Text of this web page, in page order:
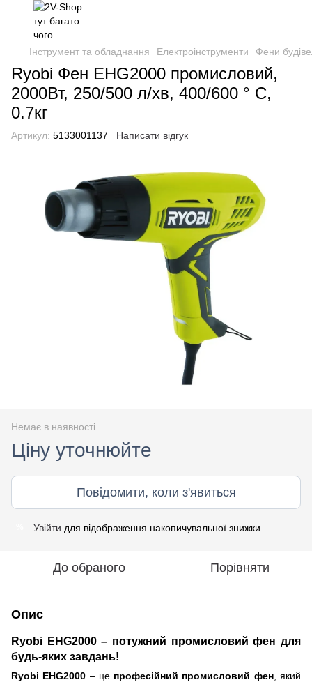
Інструмент та обладнання Електроінструменти Фени
Ryobi Фен EHG2000 промисловий,
2000Вт, 250/500 л/хв, 400/600 ° С,
0.7кг
Артикул: 5133001137 Написати відгук
Немає в наявності
Ціну уточнюйте
Повідомити, коли з'явиться
Увійти для відображення накопичувальної знижки
До обраного Порівняти
Опис
Ryobi EHG2000 – потужний промисловий фен для
будь-яких завдань!
Ryobi EHG2000 – це професійний промисловий фен, який